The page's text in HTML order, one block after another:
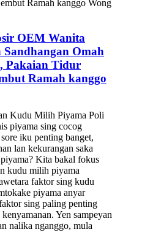
OEM Wanita
Sandhangan Omah
Pakaian Tidur
Ramah kanggo
Kudu Milih Piyama Poli
piyama sing cocog
iku penting banget,
lan kekurangan saka
Kita bakal fokus
kudu milih piyama
faktor sing kudu
piyama anyar
sing paling penting
Yen sampeyan
nalika nganggo, mula